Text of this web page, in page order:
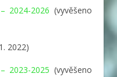
2024-2026 (vyvěšeno
2022)
2023-2025 (vyvěšeno